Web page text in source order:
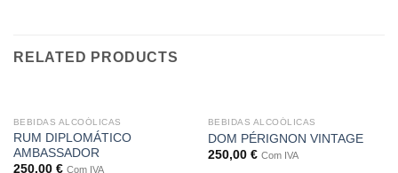
RELATED PRODUCTS
BEBIDAS ALCOÓLICAS
RUM DIPLOMÁTICO
AMBASSADOR
250,00 € Com IVA
BEBIDAS ALCOÓLICAS
DOM PÉRIGNON VINTAGE
250,00 € Com IVA